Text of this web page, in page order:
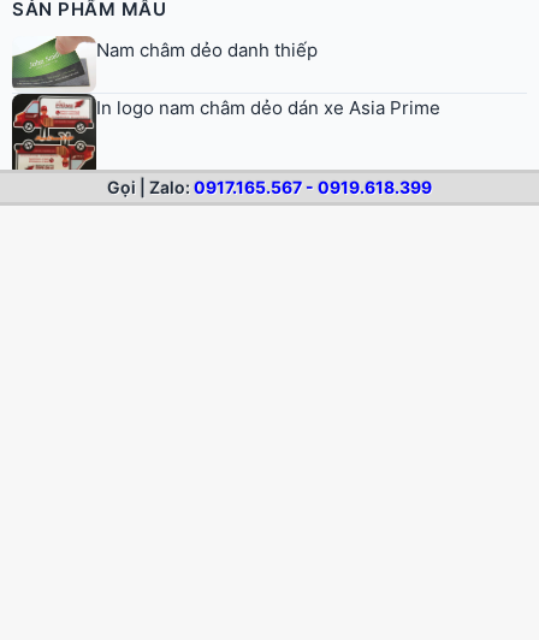
Gọi | Zalo:0917.165.567 - 0919.618.399
Logo nam châm dẻo in decal dán tủ lạnh
Maintenance 24H
Logo nam châm decal xe hơi The Alcove
Logo dán xe Vận tải Nhà Bè chất liệu nam châm
dẻo